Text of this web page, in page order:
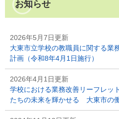
お知らせ
2026年5月7日更新
大東市立学校の教職員に関する業
計画（令和8年4月1日施行）
2026年4月1日更新
学校における業務改善リーフレ
たちの未来を輝かせる 大東市の